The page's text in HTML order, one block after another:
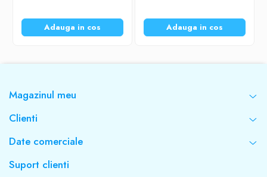
Adauga in cos Adauga in cos
Magazinul meu
Clienti
Date comerciale
Suport clienti